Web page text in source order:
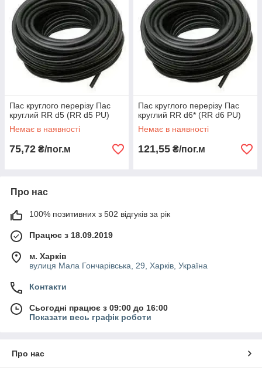
Пас круглого перерізу Пас
круглий RR d5 (RR d5 PU)
Немає в наявності
75,72 ₴/пог.м
Пас круглого перерізу Пас
круглий RR d6* (RR d6 PU)
Немає в наявності
121,55 ₴/пог.м
Про нас
100% позитивних з 502 відгуків за рік
Працює з 18.09.2019
м. Харків
вулиця Мала Гончарівська, 29, Харків, Україна
Контакти
Сьогодні працює з 09:00 до 16:00
Показати весь графік роботи
Про нас